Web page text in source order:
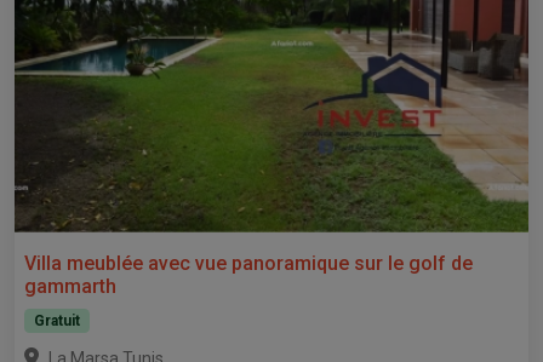
Villa meublée avec vue panoramique sur le golf de
gammarth
Gratuit